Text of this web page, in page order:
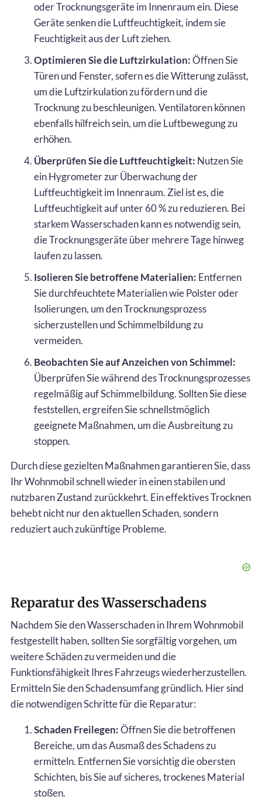
oder Trocknungsgeräte im Innenraum ein. Diese
Geräte senken die Luftfeuchtigkeit, indem sie
Feuchtigkeit aus der Luft ziehen.
Optimieren Sie die Luftzirkulation:Öffnen Sie
Türen und Fenster, sofern es die Witterung zulässt,
um die Luftzirkulation zu fördern und die
Trocknung zu beschleunigen. Ventilatoren können
ebenfalls hilfreich sein, um die Luftbewegung zu
erhöhen.
Überprüfen Sie die Luftfeuchtigkeit: Nutzen Sie
ein Hygrometer zur Überwachung der
Luftfeuchtigkeit im Innenraum. Ziel ist es, die
Luftfeuchtigkeit auf unter 60 % zu reduzieren. Bei
starkem Wasserschaden kann es notwendig sein,
die Trocknungsgeräte über mehrere Tage hinweg
laufen zu lassen.
Isolieren Sie betroffene Materialien: Entfernen
Sie durchfeuchtete Materialien wie Polster oder
Isolierungen, um den Trocknungsprozess
sicherzustellen und Schimmelbildung zu
vermeiden.
Beobachten Sie auf Anzeichen von Schimmel:
Überprüfen Sie während des Trocknungsprozesses
regelmäßig auf Schimmelbildung. Sollten Sie diese
feststellen, ergreifen Sie schnellstmöglich
geeignete Maßnahmen, um die Ausbreitung zu
stoppen.
Durch diese gezielten Maßnahmen garantieren Sie, dass
Ihr Wohnmobil schnell wieder in einen stabilen und
nutzbaren Zustand zurückkehrt. Ein effektives Trocknen
behebt nicht nur den aktuellen Schaden, sondern
reduziert auch zukünftige Probleme.
Reparatur des Wasserschadens
Nachdem Sie den Wasserschaden in Ihrem Wohnmobil
festgestellt haben, sollten Sie sorgfältig vorgehen, um
weitere Schäden zu vermeiden und die
Funktionsfähigkeit Ihres Fahrzeugs wiederherzustellen.
Ermitteln Sie den Schadensumfang gründlich. Hier sind
die notwendigen Schritte für die Reparatur:
Schaden Freilegen:Öffnen Sie die betroffenen
Bereiche, um das Ausmaß des Schadens zu
ermitteln. Entfernen Sie vorsichtig die obersten
Schichten, bis Sie auf sicheres, trockenes Material
stoßen.